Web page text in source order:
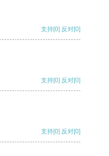
支持[0] 反对[0]
支持[0] 反对[0]
支持[0] 反对[0]